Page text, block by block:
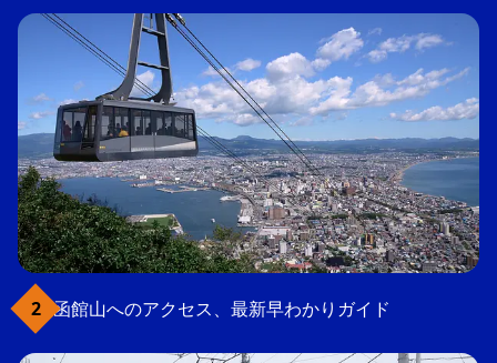
函館山へのアクセス、最新早わかりガイド